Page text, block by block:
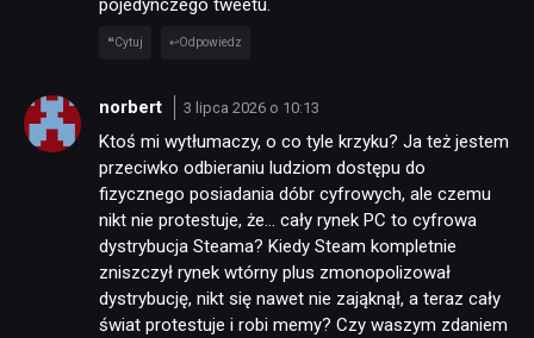
pojedynczego tweetu.
Cytuj Odpowiedz
norbert 3 lipca 2026 o 10:13
Ktoś mi wytłumaczy, o co tyle krzyku? Ja też jestem
przeciwko odbieraniu ludziom dostępu do
fizycznego posiadania dóbr cyfrowych, ale czemu
nikt nie protestuje, że… cały rynek PC to cyfrowa
dystrybucja Steama? Kiedy Steam kompletnie
zniszczył rynek wtórny plus zmonopolizował
dystrybucję, nikt się nawet nie zająknął, a teraz cały
świat protestuje i robi memy? Czy waszym zdaniem